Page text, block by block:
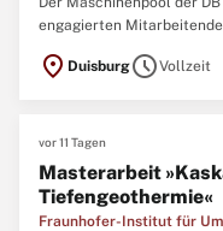
engagierten
Gleisbaumaschinen und
location_on DuisburgscheduleVollzeit
vor 11 Tagen
Masterarbeit
Tiefengeothermie«
Fraunhofer-Institut für